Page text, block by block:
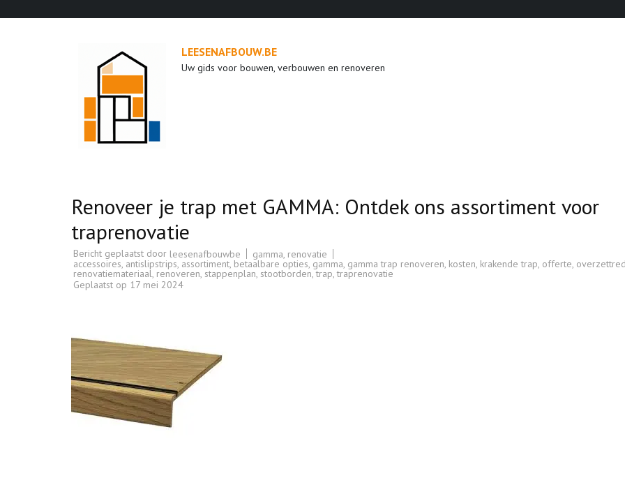
LEESENAFBOUW.BE
Uw gids voor bouwen, verbouwen en renoveren
Renoveer je trap met GAMMA: Ontdek ons assortiment voor
traprenovatie
Bericht geplaatst door leesenafbouwbe gamma renovatie
accessoires, antislipstrips, assortiment, betaalbare opties, gamma, gamma trap renoveren, kosten, krakende trap, offerte,
renovatiemateriaal, renoveren, stappenplan, stootborden,trap,traprenovatie
Geplaatst op 17 mei 2024